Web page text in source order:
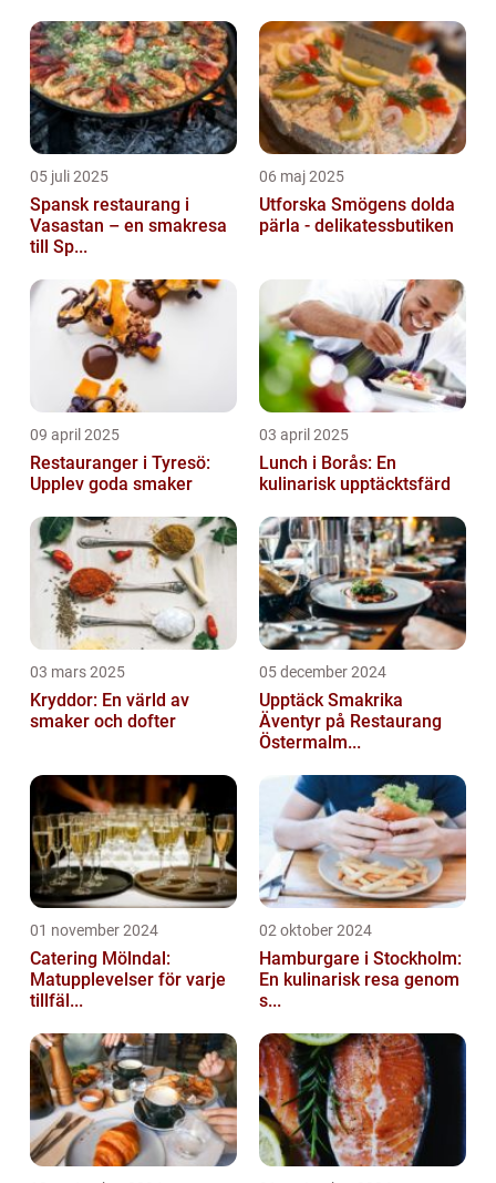
05 juli 2025
Spansk restaurang i
Vasastan – en smakresa
till Sp...
06 maj 2025
Utforska Smögens dolda
pärla - delikatessbutiken
09 april 2025
Restauranger i Tyresö:
Upplev goda smaker
03 april 2025
Lunch i Borås: En
kulinarisk upptäcktsfärd
03 mars 2025
Kryddor: En värld av
smaker och dofter
05 december 2024
Upptäck Smakrika
Äventyr på Restaurang
Östermalm...
01 november 2024
Catering Mölndal:
Matupplevelser för varje
tillfäl...
02 oktober 2024
Hamburgare i Stockholm:
En kulinarisk resa genom
s...